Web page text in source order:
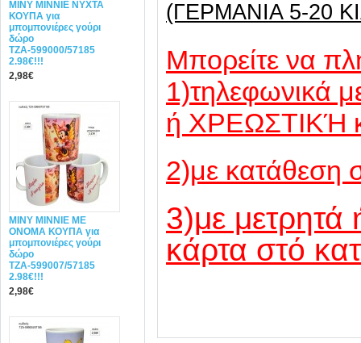
MINY ΜΙΝΝΙΕ ΝΥΧΤΑ
ΚΟΥΠΑ για
μπομπονιέρες γούρι
δώρο
ΤΖΑ-599000/57185
2.98€!!!
2,98€
MINY ΜΙΝΝΙΕ ME
ONOMA ΚΟΥΠΑ για
μπομπονιέρες γούρι
δώρο
ΤΖΑ-599007/57185
2.98€!!!
2,98€
(ΓΕΡΜΑΝΙΑ 5-20
Mπορείτε να
1)τηλεφωνικά
ή ΧΡΕΩΣΤΙΚΉ
2)με κατάθεση
3)με μετρητά
κάρτα στό